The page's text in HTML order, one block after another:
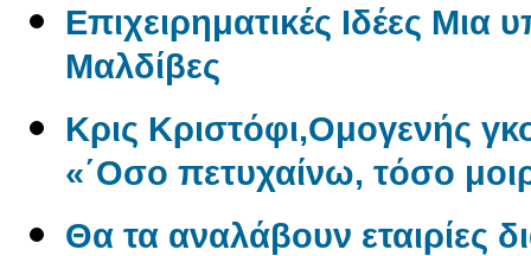
Επιχειρηματικές Ιδέες Μια
Μαλδίβες
Κρις Κριστόφι,Ομογενής
«΄Οσο πετυχαίνω, τόσο
Θα τα αναλάβουν εταιρίες